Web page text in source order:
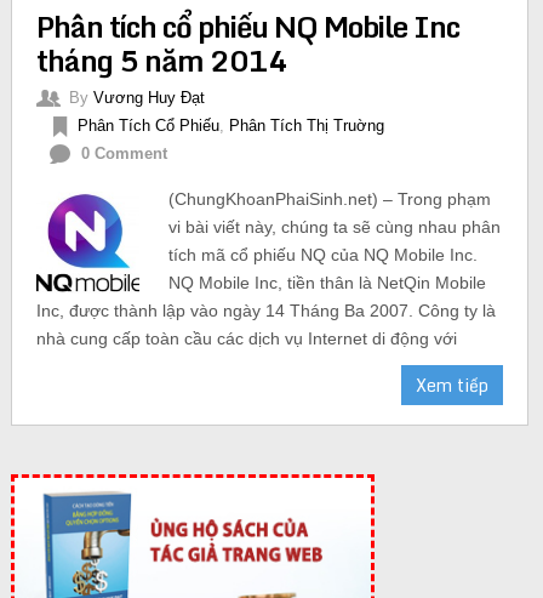
Phân tích cổ phiếu NQ Mobile Inc
tháng 5 năm 2014
By Vương Huy Đạt
Phân Tích Cổ Phiếu, Phân Tích Thị Truờng
0 Comment
(ChungKhoanPhaiSinh.net) – Trong phạm
vi bài viết này, chúng ta sẽ cùng nhau phân
tích mã cổ phiếu NQ của NQ Mobile Inc.
NQ Mobile Inc, tiền thân là NetQin Mobile
Inc, được thành lập vào ngày 14 Tháng Ba 2007. Công ty là
nhà cung cấp toàn cầu các dịch vụ Internet di động với
Xem tiếp